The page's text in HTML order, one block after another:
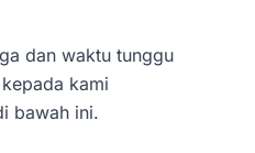
dan waktu tunggu
kami
bawah ini.